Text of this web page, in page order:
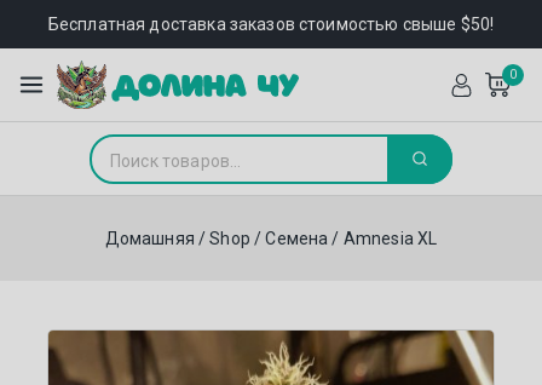
Бесплатная доставка заказов стоимостью свыше $50!
0
Домашняя / Shop / Семена / Amnesia XL